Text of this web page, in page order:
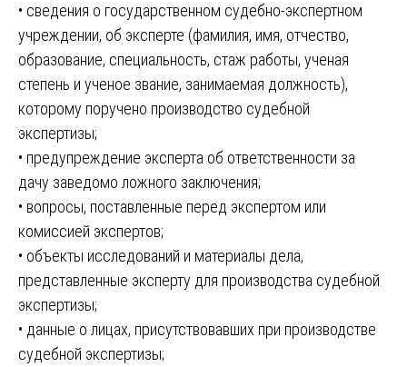
• сведения о государственном судебно-экспертном
учреждении, об эксперте (фамилия, имя, отчество,
образование, специальность, стаж работы, ученая
степень и ученое звание, занимаемая должность),
которому поручено производство судебной
экспертизы;
• предупреждение эксперта об ответственности за
дачу заведомо ложного заключения;
• вопросы, поставленные перед экспертом или
комиссией экспертов;
• объекты исследований и материалы дела,
представленные эксперту для производства судебной
экспертизы;
• данные о лицах, присутствовавших при производстве
судебной экспертизы;